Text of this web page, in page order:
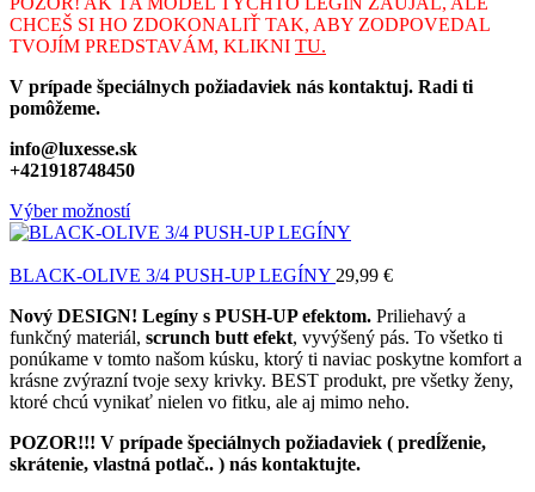
CHCEŠ SI HO ZDOKONALIŤ TAK, ABY ZODPOVEDAL
TVOJÍM PREDSTAVÁM, KLIKNI TU.
V prípade špeciálnych požiadaviek nás kontaktuj. Radi ti
pomôžeme.
info@luxesse.sk
+421918748450
Výber možností
BLACK-OLIVE 3/4 PUSH-UP LEGÍNY 29,99 €
Nový DESIGN! Legíny s PUSH-UP efektom. Priliehavý a
funkčný materiál, scrunch butt efekt, vyvýšený pás. To všetko ti
ponúkame v tomto našom kúsku, ktorý ti naviac poskytne komfort a
krásne zvýrazní tvoje sexy krivky. BEST produkt, pre všetky ženy,
ktoré chcú vynikať nielen vo fitku, ale aj mimo neho.
POZOR!!! V prípade špeciálnych požiadaviek ( predĺženie,
skrátenie, vlastná potlač.. ) nás kontaktujte.